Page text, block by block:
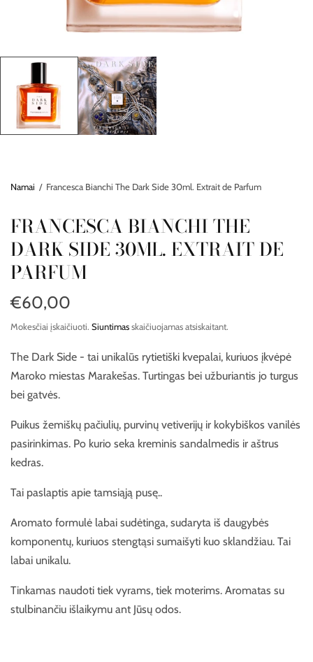
Namai / Francesca Bianchi The Dark Side 30ml. Extrait de Parfum
FRANCESCA BIANCHI THE
DARK SIDE 30ML. EXTRAIT DE
PARFUM
€60,00
Mokesčiai įskaičiuoti. Siuntimasskaičiuojamas atsiskaitant.
The Dark Side - tai unikalūs rytietiški kvepalai, kuriuos įkvėpė
Maroko miestas Marakešas. Turtingas bei užburiantis jo turgus
bei gatvės.
Puikus žemiškų pačiulių, purvinų vetiverijų ir kokybiškos vanilės
pasirinkimas. Po kurio seka kreminis sandalmedis ir aštrus
kedras.
Tai paslaptis apie tamsiąją pusę..
Aromato formulė labai sudėtinga, sudaryta iš daugybės
komponentų, kuriuos stengtąsi sumaišyti kuo sklandžiau. Tai
labai unikalu.
Tinkamas naudoti tiek vyrams, tiek moterims. Aromatas su
stulbinančiu išlaikymu ant Jūsų odos.